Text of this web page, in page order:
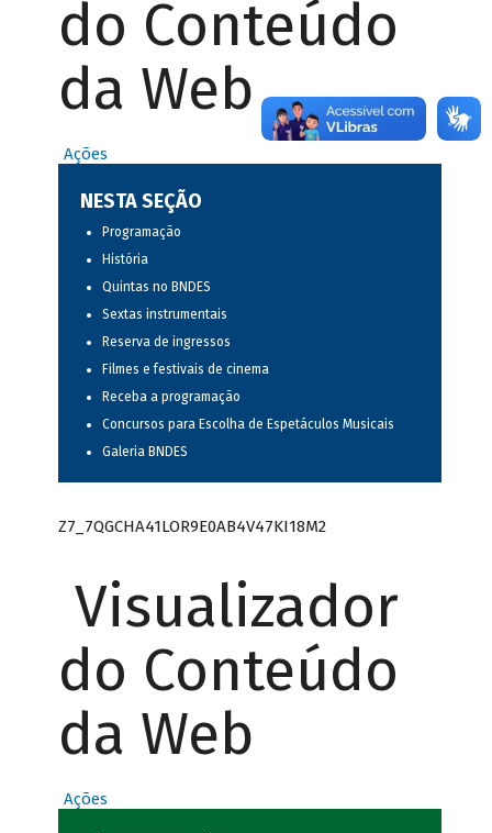
do Conteúdo
da Web
Ações
NESTA SEÇÃO
Programação
História
Quintas no BNDES
Sextas instrumentais
Reserva de ingressos
Filmes e festivais de cinema
Receba a programação
Concursos para Escolha de Espetáculos Musicais
Galeria BNDES
Z7_7QGCHA41LOR9E0AB4V47KI18M2
Visualizador
do Conteúdo
da Web
Ações